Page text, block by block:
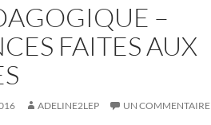
–
FAITES AUX
ADELINE2LEP UN COMMENTAIRE